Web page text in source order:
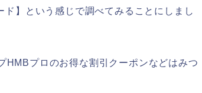
】という感じで調べてみることにしまし
HMBプロのお得な割引クーポンなどはみつ